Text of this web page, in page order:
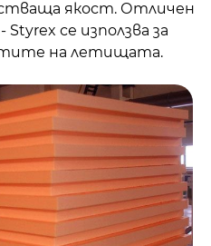
якост. Отличен
Styrex се използва за
на летищата.